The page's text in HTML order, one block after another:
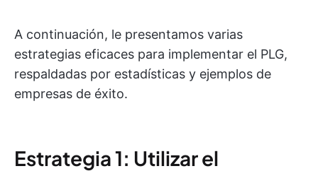
A continuación, le presentamos varias
estrategias eficaces para implementar el PLG,
respaldadas por estadísticas y ejemplos de
empresas de éxito.
Estrategia 1: Utilizar el